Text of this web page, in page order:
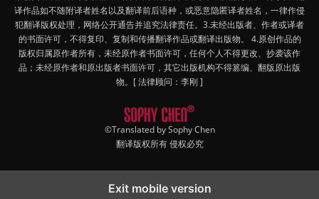
译作品如不随附译者姓名以及翻译前后语种，或恶意隐匿译者姓名，一律作侵
犯翻译版权处理，网络公开通告并追究法律责任。3.未经出版者、作者或译者
的书面许可，不得复印、复制和传播翻译作品或翻译出版物。 4.原创作品的
版权归属原作者所有，未经原作者书面许可，任何个人不得更改、抄袭该作
品；未经原作者和原出版者书面许可，其它出版机构不得篡编、翻版原出版
物。[ 法律顾问：李刚 ]
©Translated by Sophy Chen
翻译版权所有 侵权必究
Exit mobile version